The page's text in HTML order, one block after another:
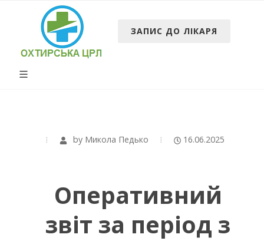
ЗАПИС ДО ЛІКАРЯ
by Микола Педько 16.06.2025
Оперативний
звіт за період з